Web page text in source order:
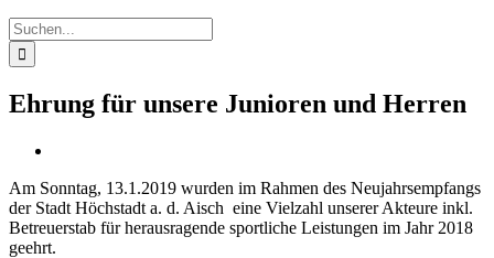
Suche
nach:
Ehrung für unsere Junioren und Herren
Bild
Am Sonntag, 13.1.2019 wurden im Rahmen des Neujahrsempfangs
der Stadt Höchstadt a. d. Aisch eine Vielzahl unserer Akteure inkl.
Betreuerstab für herausragende sportliche Leistungen im Jahr 2018
geehrt.